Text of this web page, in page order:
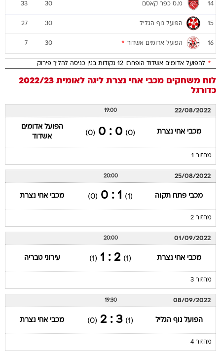
14 מ.ס כפר קאסם 30
33
15 הפועל נוף הגליל 30
27
16 הפועל אדומים אשדוד *
30
7
* להפועל אדומים אשדוד הופחתו 12 נקודות בגין כניסה להליך פירוק
לוח משחקים מכבי אחי נצרת ליגה לאומית 2022/23
כדורגל
22/08/2022
19:00
מכבי אחי נצרת (0)
0 : 0
(0)
הפועל אדומים
אשדוד
מחזור 1
25/08/2022
20:00
מכבי פתח תקוה (1)
1 : 0
(0) מכבי אחי נצרת
מחזור 2
01/09/2022
20:00
מכבי אחי נצרת (1)
2 : 1
(1) עירוני טבריה
מחזור 3
08/09/2022
19:30
הפועל נוף הגליל (1)
3 : 2
(0) מכבי אחי נצרת
מחזור 4